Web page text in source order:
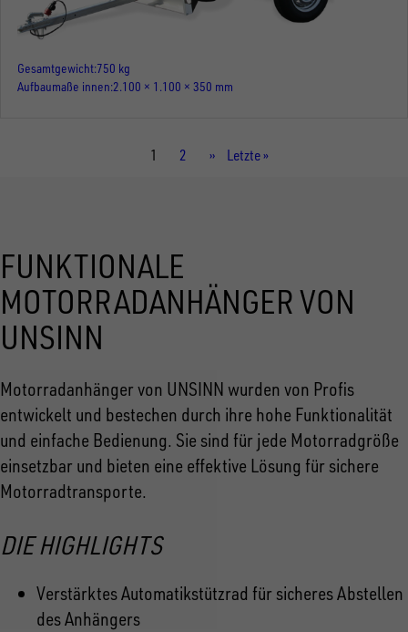
Gesamtgewicht 750 kg
Aufbaumaße innen 2.100 × 1.100 × 350 mm
Aktuelle
1 Seite
2
Nächste
››
Letzte
Letzte »
FUNKTIONALE
MOTORRADANHÄNGER VON
UNSINN
Motorradanhänger von UNSINN wurden von Profis
entwickelt und bestechen durch ihre hohe Funktionalität
und einfache Bedienung. Sie sind für jede Motorradgröße
einsetzbar und bieten eine effektive Lösung für sichere
Motorradtransporte.
DIE HIGHLIGHTS
Verstärktes Automatikstützrad für sicheres Abstellen
des Anhängers